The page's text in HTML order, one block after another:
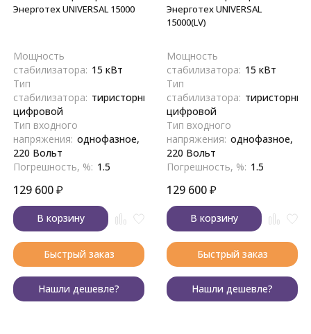
Энерготех UNIVERSAL 15000
Мощность
стабилизатора: 15 кВт
Тип
стабилизатора: тиристорный,
цифровой
Тип входного
напряжения: однофазное,
220 Вольт
Погрешность, %: 1.5
129 600₽
В корзину
Быстрый заказ
Нашли дешевле?
Энерготех UNIVERSAL
15000(LV)
Мощность
стабилизатора: 15 кВт
Тип
стабилизатора:
цифровой
Тип входного
напряжения: однофазное,
220 Вольт
Погрешность, %: 1.5
129 600₽
В корзину
Быстрый заказ
Нашли дешевле?